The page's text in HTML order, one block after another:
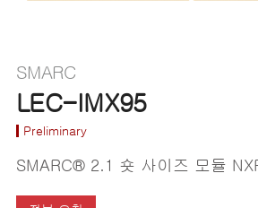
SMARC
LEC-IMX95
Preliminary
SMARC® 2.1 숏 사이즈 모듈